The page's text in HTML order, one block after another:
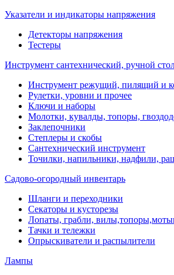
Указатели и индикаторы напряжения
Детекторы напряжения
Тестеры
Инструмент сантехнический, ручной
Инструмент режущий, пилящий и
Рулетки, уровни и прочее
Ключи и наборы
Молотки, кувалды, топоры,
Заклепочники
Степлеры и скобы
Сантехнический инструмент
Точилки, напильники, надфили,
Садово-огородный инвентарь
Шланги и переходники
Секаторы и кусторезы
Лопаты, грабли,
Тачки и тележки
Опрыскиватели и распылители
Лампы